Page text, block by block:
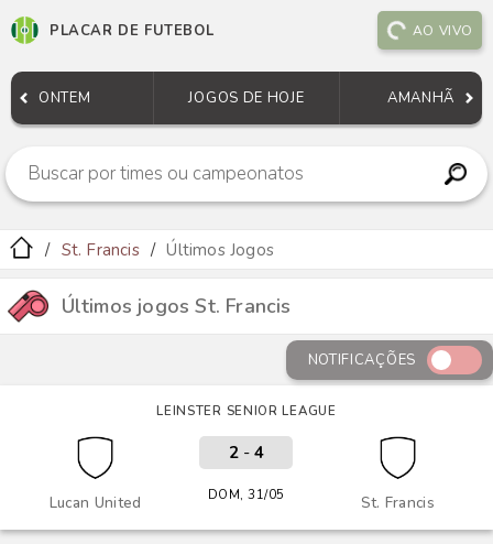
PLACAR DE FUTEBOL AO VIVO
ONTEM JOGOS DE HOJE AMANHÃ
St. Francis Últimos Jogos
Últimos jogos St. Francis
NOTIFICAÇÕES
LEINSTER SENIOR LEAGUE
Lucan United St. Francis
2- 4
DOM, 31/05